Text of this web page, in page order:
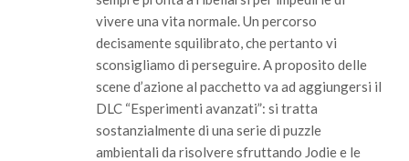
vivere una vita normale. Un percorso
decisamente squilibrato, che pertanto vi
sconsigliamo di perseguire. A proposito delle
scene d’azione al pacchetto va ad aggiungersi il
DLC “Esperimenti avanzati”: si tratta
sostanzialmente di una serie di puzzle
ambientali da risolvere sfruttando Jodie e le